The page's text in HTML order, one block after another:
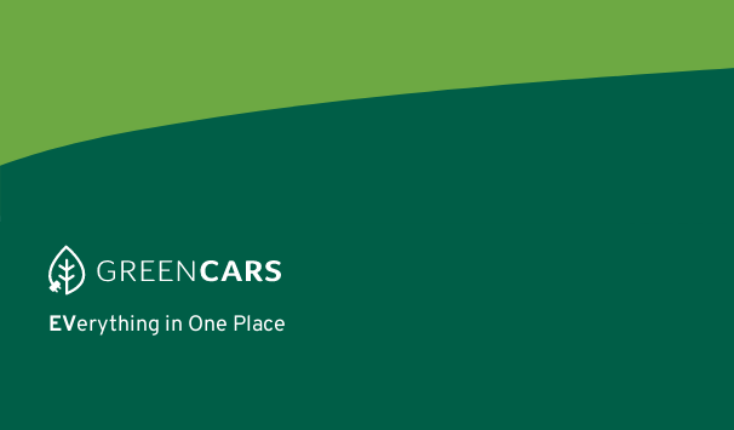
EVerything in One Place